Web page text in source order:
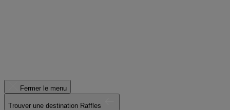
Fermer le menu
Trouver une destination Raffles